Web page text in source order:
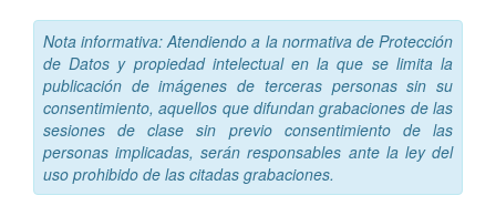
Nota informativa: Atendiendo a la normativa de Protección
de Datos y propiedad intelectual en la que se limita la
publicación de imágenes de terceras personas sin su
consentimiento, aquellos que difundan grabaciones de las
sesiones de clase sin previo consentimiento de las
personas implicadas, serán responsables ante la ley del
uso prohibido de las citadas grabaciones.